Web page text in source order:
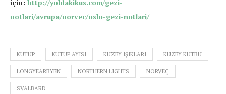
için: http://yoldakikus.com/gezi-
notlari/avrupa/norvec/oslo-gezi-notlari/
KUTUP KUTUP AYISI KUZEY IŞIKLARI KUZEY KUTBU
LONGYEARBYEN NORTHERN LIGHTS NORVEÇ
SVALBARD